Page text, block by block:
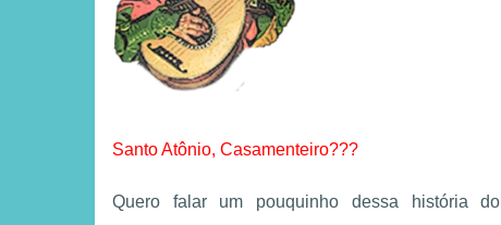
Santo Atônio, Casamenteiro???
Quero falar um pouquinho dessa história